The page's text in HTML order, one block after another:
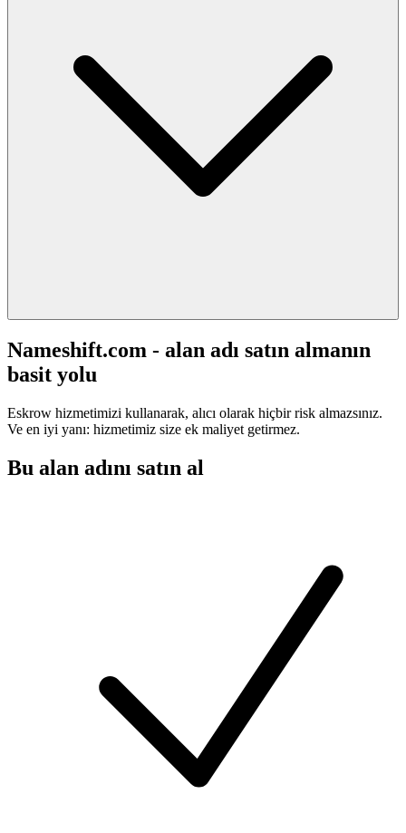
Nameshift.com - alan adı satın almanın
basit yolu
Eskrow hizmetimizi kullanarak, alıcı olarak hiçbir risk almazsınız.
Ve en iyi yanı: hizmetimiz size ek maliyet getirmez.
Bu alan adını satın al